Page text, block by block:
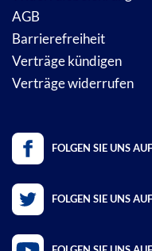
AGB
Barrierefreiheit
Verträge kündigen
Verträge widerrufen
FOLGEN SIE UNS
FOLGEN SIE UNS